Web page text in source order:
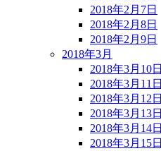
2018年2月7日
2018年2月8日
2018年2月9日
2018年3月
2018年3月10日
2018年3月11日
2018年3月12日
2018年3月13日
2018年3月14日
2018年3月15日